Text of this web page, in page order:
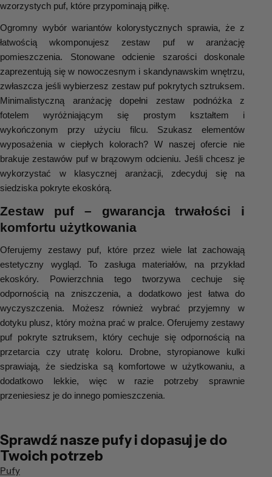
wzorzystych puf, które przypominają piłkę.
Ogromny wybór wariantów kolorystycznych sprawia, że z
łatwością wkomponujesz zestaw puf w aranżację
pomieszczenia. Stonowane odcienie szarości doskonale
zaprezentują się w nowoczesnym i skandynawskim wnętrzu,
zwłaszcza jeśli wybierzesz zestaw puf pokrytych sztruksem.
Minimalistyczną aranżację dopełni zestaw podnóżka z
fotelem wyróżniającym się prostym kształtem i
wykończonym przy użyciu filcu. Szukasz elementów
wyposażenia w ciepłych kolorach? W naszej ofercie nie
brakuje zestawów puf w brązowym odcieniu. Jeśli chcesz je
wykorzystać w klasycznej aranżacji, zdecyduj się na
siedziska pokryte ekoskórą.
Zestaw puf – gwarancja trwałości i
komfortu użytkowania
Oferujemy zestawy puf, które przez wiele lat zachowają
estetyczny wygląd. To zasługa materiałów, na przykład
ekoskóry. Powierzchnia tego tworzywa cechuje się
odpornością na zniszczenia, a dodatkowo jest łatwa do
wyczyszczenia. Możesz również wybrać przyjemny w
dotyku plusz, który można prać w pralce. Oferujemy zestawy
puf pokryte sztruksem, który cechuje się odpornością na
przetarcia czy utratę koloru. Drobne, styropianowe kulki
sprawiają, że siedziska są komfortowe w użytkowaniu, a
dodatkowo lekkie, więc w razie potrzeby sprawnie
przeniesiesz je do innego pomieszczenia.
Sprawdź nasze pufy i dopasuj je do
Twoich potrzeb
Pufy